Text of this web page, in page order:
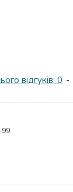
відгуків: 0 -
99